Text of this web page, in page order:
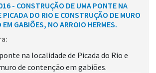
- CONSTRUÇÃO DE UMA PONTE NA
PICADA DO RIO E CONSTRUÇÃO DE MURO
EM GABIÕES, NO ARROIO HERMES.
na localidade de Picada do Rio e
de contenção em gabiões.